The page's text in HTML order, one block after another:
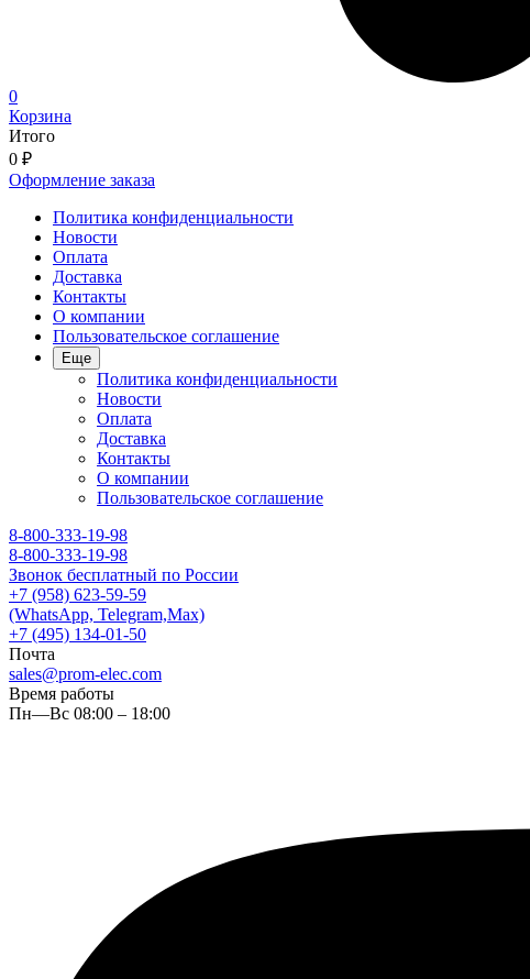
0
Корзина
Итого
0 ₽
Оформление заказа
Политика конфиденциальности
Новости
Оплата
Доставка
Контакты
О компании
Пользовательское соглашение
Еще
Политика конфиденциальности
Новости
Оплата
Доставка
Контакты
О компании
Пользовательское соглашение
8-800-333-19-98
8-800-333-19-98
Звонок бесплатный по России
+7 (958) 623-59-59
(WhatsApp, Telegram,Max)
+7 (495) 134-01-50
Почта
sales@prom-elec.com
Время работы
Пн—Вс 08:00 – 18:00